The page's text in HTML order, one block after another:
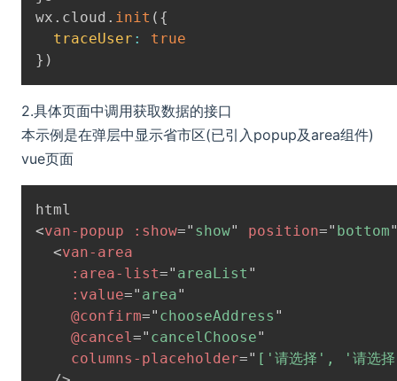
wx . cloud . init ( {
traceUser :
true
} )
2.具体页面中调用获取数据的接口
本示例是在弹层中显示省市区(已引入popup及area组件)
vue页面
<van-popup :show=" show" position=" bottom
<van-area
:area-list=" areaList "
:value=" area"
@confirm=" chooseAddress "
@cancel=" cancelChoose"
columns-placeholder=" ['请选择', '请选